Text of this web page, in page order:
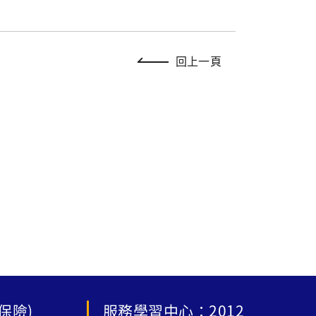
回上一頁
險) 服務學習中心：2012